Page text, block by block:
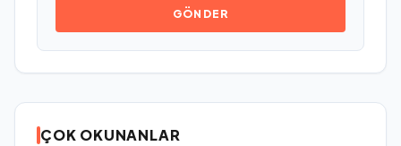
GÖNDER
ÇOK OKUNANLAR